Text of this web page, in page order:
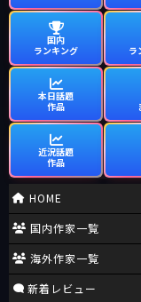
国内
ランキング
ラ
本日話題
作品
近況話題
作品
HOME
国内作家一覧
海外作家一覧
新着レビュー